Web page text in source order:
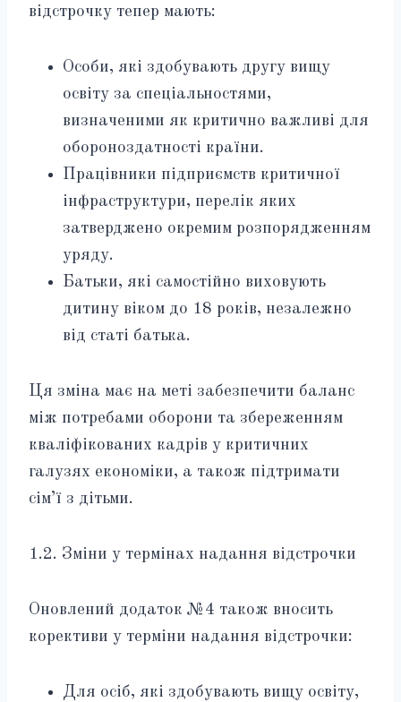
відстрочку тепер мають:
Особи, які здобувають другу вищу
освіту за спеціальностями,
визначеними як критично важливі для
обороноздатності країни.
Працівники підприємств критичної
інфраструктури, перелік яких
затверджено окремим розпорядженням
уряду.
Батьки, які самостійно виховують
дитину віком до 18 років, незалежно
від статі батька.
Ця зміна має на меті забезпечити баланс
між потребами оборони та збереженням
кваліфікованих кадрів у критичних
галузях економіки, а також підтримати
сім’ї з дітьми.
1.2. Зміни у термінах надання відстрочки
Оновлений додаток №4 також вносить
корективи у терміни надання відстрочки:
Для осіб, які здобувають вищу освіту,